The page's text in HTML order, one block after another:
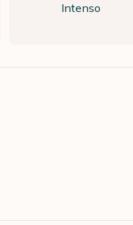
Intenso